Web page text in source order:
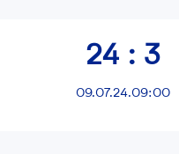
24 : 3
09.07.24.09:00